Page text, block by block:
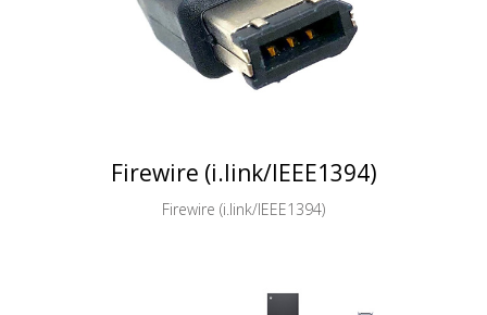
Firewire (i.link/IEEE1394)
Firewire (i.link/IEEE1394)